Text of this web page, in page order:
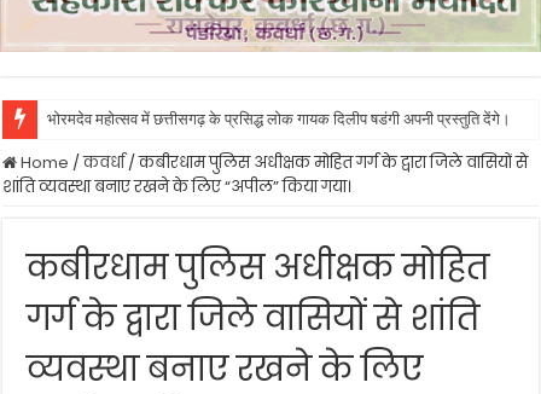
भोरमदेव महोत्सव में छत्तीसगढ़ के प्रसिद्ध लोक गायक दिलीप षडंगी अपनी प्रस्तुति देंगे।
Home /कवर्धा/कबीरधाम पुलिस अधीक्षक मोहित गर्ग के द्वारा जिले वासियों से
शांति व्यवस्था बनाए रखने के लिए “अपील” किया गया।
कबीरधाम पुलिस अधीक्षक मोहित
गर्ग के द्वारा जिले वासियों से शांति
व्यवस्था बनाए रखने के लिए